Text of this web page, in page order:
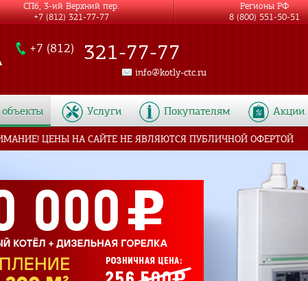
+7 (812) 321-77-77
info@kotly-ctc.ru
Услуги Покупателям Акции
СПб, 3-ий Верхний пер.
+7 (812) 321-77-77
Регионы РФ
8 (800) 551-50-51
ЦЕНЫ НА САЙТЕ НЕ ЯВЛЯЮТСЯ ПУБЛИЧНОЙ ОФЕРТОЙ